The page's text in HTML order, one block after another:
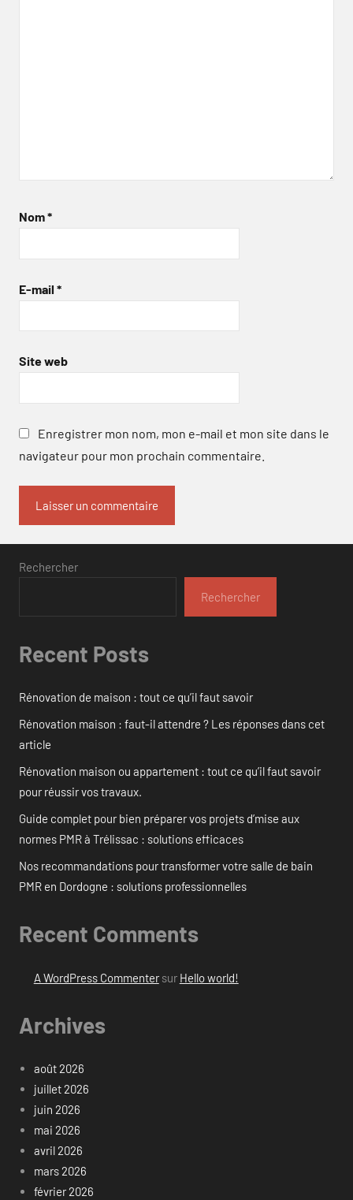
Nom*
E-mail *
Site web
Enregistrer mon nom, mon e-mail et mon site dans le
navigateur pour mon prochain commentaire.
Rechercher
Rechercher
Recent Posts
Rénovation de maison : tout ce qu’il faut savoir
Rénovation maison : faut-il attendre ? Les réponses dans cet
article
Rénovation maison ou appartement : tout ce qu’il faut savoir
pour réussir vos travaux.
Guide complet pour bien préparer vos projets d’mise aux
normes PMR à Trélissac : solutions efficaces
Nos recommandations pour transformer votre salle de bain
PMR en Dordogne : solutions professionnelles
Recent Comments
A WordPress Commentersur Hello world!
Archives
août 2026
juillet 2026
juin 2026
mai 2026
avril 2026
mars 2026
février 2026